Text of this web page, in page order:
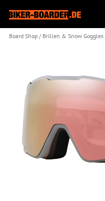
Board Shop Brillen & Snow Goggles